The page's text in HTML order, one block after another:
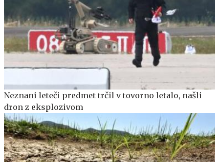
Neznani leteči predmet trčil v tovorno letalo, našli
dron z eksplozivom